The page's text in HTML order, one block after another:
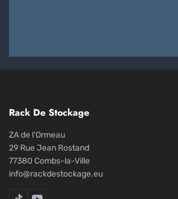
Rack De Stockage
ZA de l'Ormeau
29 Rue Jean Rostand
77380 Combs-la-Ville
info@rackdestockage.eu